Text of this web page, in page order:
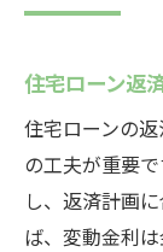
住宅ローン返
住宅ローンの
の工夫が重要
し、返済計画
ば、変動金利